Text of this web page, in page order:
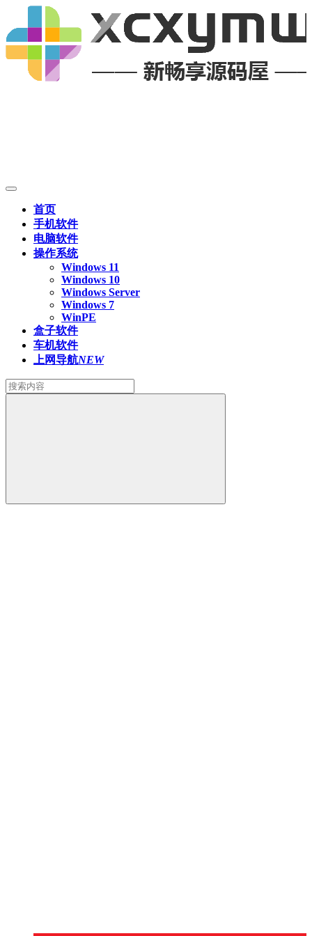
首页
手机软件
电脑软件
操作系统
Windows 11
Windows 10
Windows Server
Windows 7
WinPE
盒子软件
车机软件
上网导航NEW